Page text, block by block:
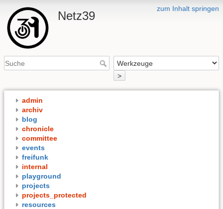
zum Inhalt springen
Netz39
>
admin
archiv
blog
chronicle
committee
events
freifunk
internal
playground
projects
projects_protected
resources